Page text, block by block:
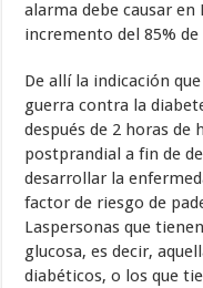
alarma debe causar
incremento del 85%
De allí la indicación
guerra contra la
después de 2 horas
postprandial a fin de
desarrollar la
factor de riesgo de
Laspersonas que
glucosa, es decir,
diabéticos, o los que